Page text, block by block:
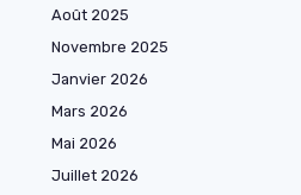
Août 2025
Novembre 2025
Janvier 2026
Mars 2026
Mai 2026
Juillet 2026